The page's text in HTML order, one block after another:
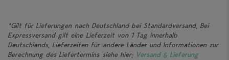
*Gilt für Lieferungen nach Deutschland bei Standardversand. Bei
Expressversand gilt eine Lieferzeit von 1 Tag innerhalb
Deutschlands. Lieferzeiten für andere Länder und Informationen zur
Berechnung des Liefertermins siehe hier: Versand & Lieferung